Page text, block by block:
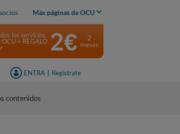
Más páginas de OCU
ENTRA Regístrate
los servicios
OCU + REGALO 2€
2
meses
contenidos